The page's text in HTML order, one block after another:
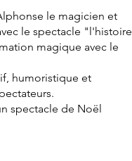
le magicien et
le spectacle "l'histoire
magique avec le
humoristique et
spectacle de Noël